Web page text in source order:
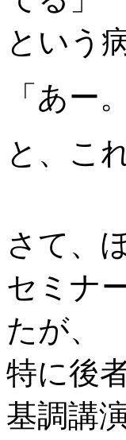
という
「あー
と、こ
さて、
セミナ
たが、
特に後
基調講